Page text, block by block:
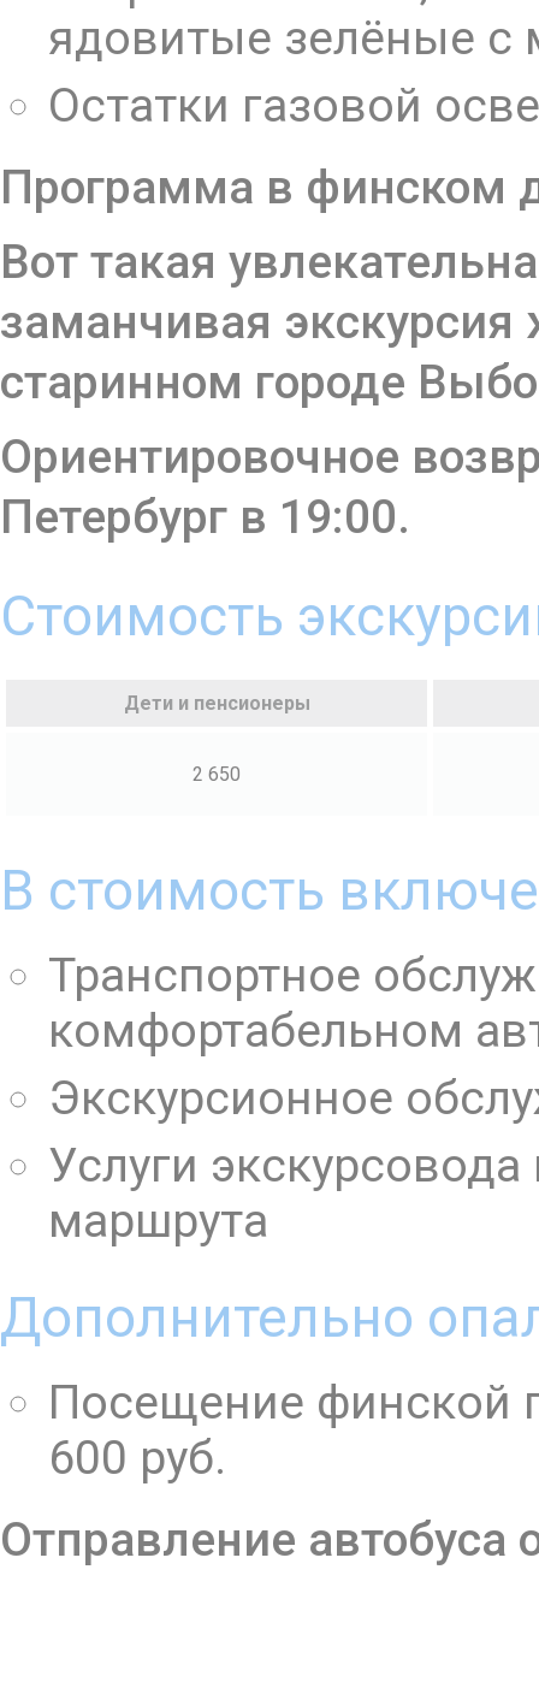
ядовитые зелёные
Остатки газовой
Программа в финском
Вот такая
заманчивая
старинном городе
Ориентировочное
Петербург в 19:00.
Стоимость
Дети и пенсионеры
2 650
В стоимость
Транспортное
комфортабельном
Экскурсионное
Услуги
маршрута
Дополнительно
Посещение финской
600 руб.
Отправление автобуса